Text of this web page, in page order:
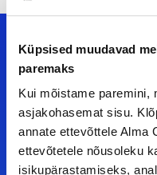
Küpsised muudavad
paremaks
Kui mõistame paremini,
asjakohasemat sisu.
annate ettevõttele Alma
ettevõtetele nõusoleku
isikupärastamiseks,
Tööelublogi.ee
kursis tööturu
ettepanekuid